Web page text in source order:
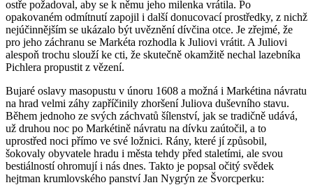
ostře požadoval, aby se k němu jeho milenka vrátila. Po
opakovaném odmítnutí zapojil i další donucovací prostředky, z nichž
nejúčinnějším se ukázalo být uvěznění dívčina otce. Je zřejmé, že
pro jeho záchranu se Markéta rozhodla k Juliovi vrátit. A Juliovi
alespoň trochu slouží ke cti, že skutečně okamžitě nechal lazebníka
Pichlera propustit z vězení.
Bujaré oslavy masopustu v únoru 1608 a možná i Markétina návratu
na hrad velmi záhy zapříčinily zhoršení Juliova duševního stavu.
Během jednoho ze svých záchvatů šílenství, jak se tradičně udává,
už druhou noc po Markétině návratu na dívku zaútočil, a to
uprostřed noci přímo ve své ložnici. Rány, které jí způsobil,
šokovaly obyvatele hradu i města tehdy před staletími, ale svou
bestiálností ohromují i nás dnes. Takto je popsal očitý svědek
hejtman krumlovského panství Jan Nygrýn ze Švorcperku: